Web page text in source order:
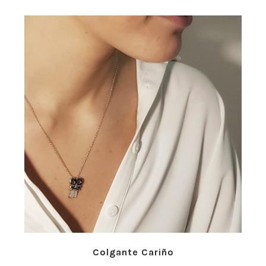
desde
39,90€
57,00€
Colgante Cariño